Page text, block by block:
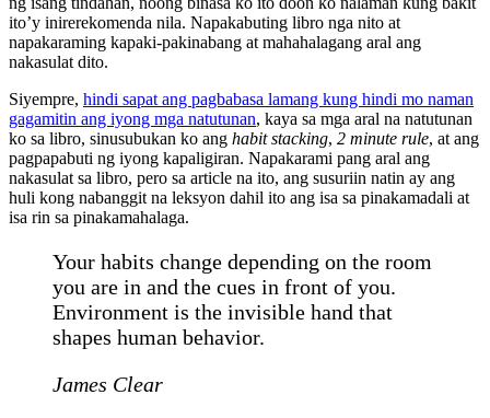
ito’y inirerekomenda nila. Napakabuting libro nga nito at
napakaraming kapaki-pakinabang at mahahalagang aral ang
nakasulat dito.
Siyempre, hindi sapat ang pagbabasa lamang kung hindi mo naman
gagamitin ang iyong mga natutunan, kaya sa mga aral na natutunan
ko sa libro, sinusubukan ko ang habit stacking, 2 minute rule, at ang
pagpapabuti ng iyong kapaligiran. Napakarami pang aral ang
nakasulat sa libro, pero sa article na ito, ang susuriin natin ay ang
huli kong nabanggit na leksyon dahil ito ang isa sa pinakamadali at
isa rin sa pinakamahalaga.
Your habits change depending on the room
you are in and the cues in front of you.
Environment is the invisible hand that
shapes human behavior.
James Clear